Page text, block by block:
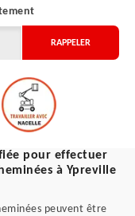
pour effectuer
à Ypreville
peuvent être